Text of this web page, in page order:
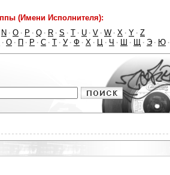
(Имени Исполнителя):
N · O · P · Q · R · S · T · U · V · W · X · Y · Z
· О · П · Р · С · Т · У · Ф · Х · Ц · Ч · Ш · Щ · Э · Ю ·